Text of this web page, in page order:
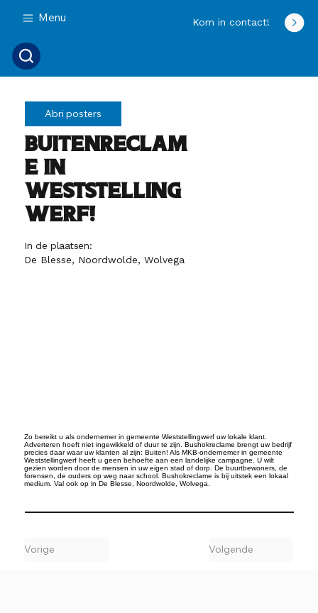
Menu Kom in contact!
Abri posters
Buitenreclam
e in
Weststelling
werf!
In de plaatsen:
De Blesse, Noordwolde, Wolvega
Zo bereikt u als ondernemer in gemeente Weststellingwerf uw lokale klant.
Adverteren hoeft niet ingewikkeld of duur te zijn. Bushokreclame brengt uw bedrijf
precies daar waar uw klanten al zijn: Buiten! Als MKB-ondernemer in gemeente
Weststellingwerf heeft u geen behoefte aan een landelijke campagne. U wilt
gezien worden door de mensen in uw eigen stad of dorp. De buurtbewoners, de
forensen, de ouders op weg naar school. Bushokreclame is bij uitstek een lokaal
medium. Val ook op in De Blesse, Noordwolde, Wolvega.
Vorige Volgende